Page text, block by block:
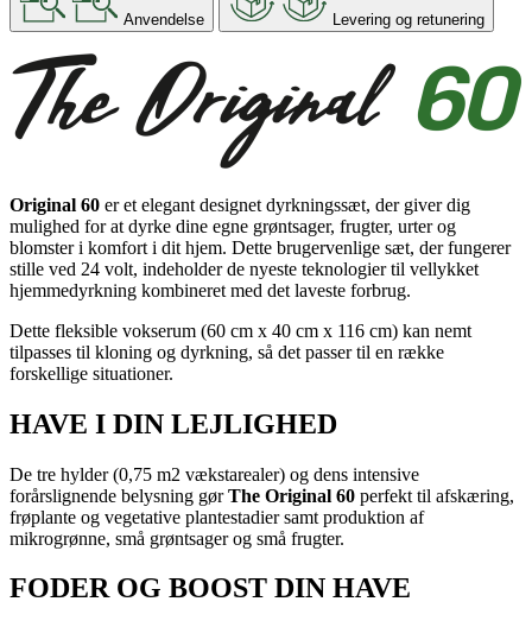
Anvendelse Levering og retunering
Original 60 er et elegant designet dyrkningssæt, der giver dig
mulighed for at dyrke dine egne grøntsager, frugter, urter og
blomster i komfort i dit hjem. Dette brugervenlige sæt, der fungerer
stille ved 24 volt, indeholder de nyeste teknologier til vellykket
hjemmedyrkning kombineret med det laveste forbrug.
Dette fleksible vokserum (60 cm x 40 cm x 116 cm) kan nemt
tilpasses til kloning og dyrkning, så det passer til en række
forskellige situationer.
HAVE I DIN LEJLIGHED
De tre hylder (0,75 m2 vækstarealer) og dens intensive
forårslignende belysning gørThe Original 60 perfekt til afskæring,
frøplante og vegetative plantestadier samt produktion af
mikrogrønne, små grøntsager og små frugter.
FODER OG BOOST DIN HAVE